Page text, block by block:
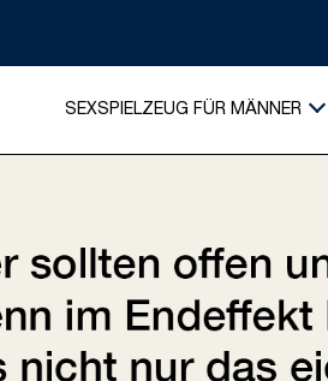
SEXSPIELZEUG FÜR MÄNNER